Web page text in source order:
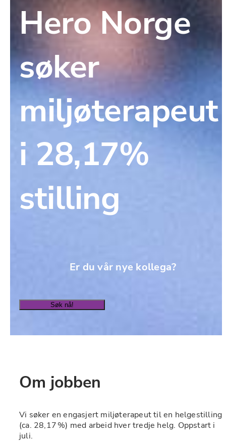
Hero Norge
søker
miljøterapeut
i 28,17%
stilling
Er du vår nye kollega?
Søk nå!
Om jobben
Vi søker en engasjert miljøterapeut til en helgestilling
(ca. 28,17 %) med arbeid hver tredje helg. Oppstart i
juli.